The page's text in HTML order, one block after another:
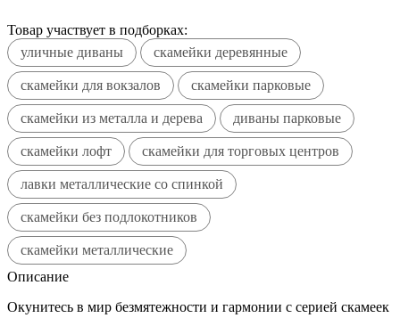
Товар участвует в подборках:
уличные диваны
скамейки деревянные
скамейки для вокзалов скамейки парковые
скамейки из металла и дерева диваны парковые
скамейки лофт скамейки для торговых центров
лавки металлические со спинкой
скамейки без подлокотников
скамейки металлические
Описание
Окунитесь в мир безмятежности и гармонии с серией скамеек